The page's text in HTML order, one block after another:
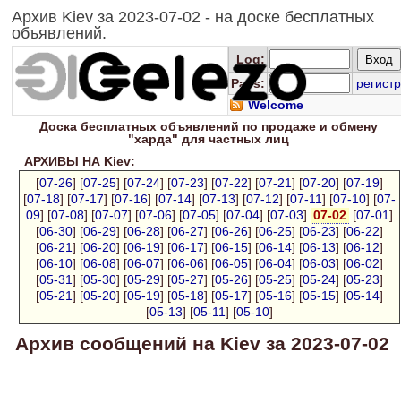
Архив Kiev за 2023-07-02 - на доске бесплатных
объявлений.
Log:
Pass:
регистр
Welcome
Доска бесплатныхобъявлений по продаже и обмену
"харда" для частных лиц
АРХИВЫ НА Kiev:
[07-26] [07-25] [07-24] [07-23] [07-22] [07-21] [07-20] [07-19]
[07-18] [07-17] [07-16] [07-14] [07-13] [07-12] [07-11] [07-10] [07-
09] [07-08] [07-07] [07-06] [07-05] [07-04] [07-03] 07-02 [07-01]
[06-30] [06-29] [06-28] [06-27] [06-26] [06-25] [06-23] [06-22]
[06-21] [06-20] [06-19] [06-17] [06-15] [06-14] [06-13] [06-12]
[06-10] [06-08] [06-07] [06-06] [06-05] [06-04] [06-03] [06-02]
[05-31] [05-30] [05-29] [05-27] [05-26] [05-25] [05-24] [05-23]
[05-21] [05-20] [05-19] [05-18] [05-17] [05-16] [05-15] [05-14]
[05-13] [05-11] [05-10]
Архив сообщений на Kiev за 2023-07-02